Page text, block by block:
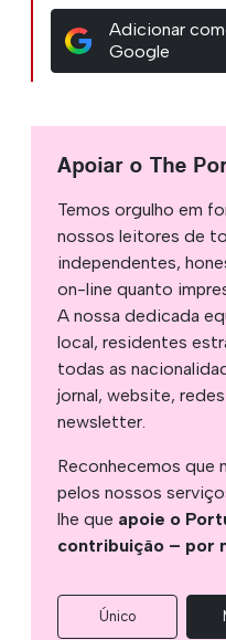
Adicionar
Google
Apoiar o The
Temos orgulho em
nossos leitores de
independentes,
on-line quanto
A nossa dedicada
local, residentes
todas as
jornal, website,
newsletter.
Reconhecemos que
pelos nossos
lhe que apoie o
contribuição – por
Único